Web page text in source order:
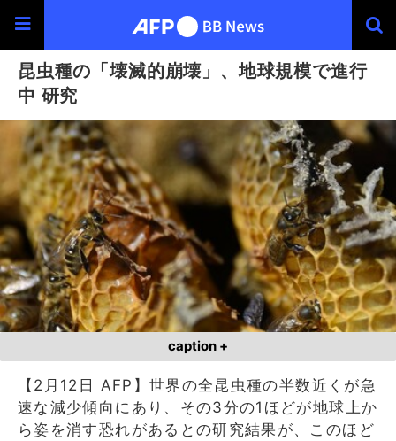
昆虫種の「壊滅的崩壊」、地球規模で進行
中 研究
caption +
【2月12日 AFP】世界の全昆虫種の半数近くが急
速な減少傾向にあり、その3分の1ほどが地球上か
ら姿を消す恐れがあるとの研究結果が、このほど